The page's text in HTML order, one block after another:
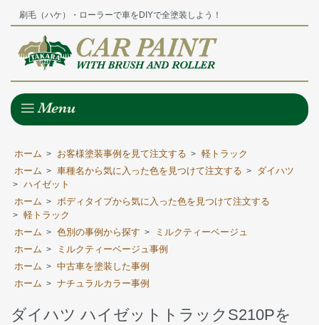
刷毛（ハケ）・ローラーで車をDIYで全塗装しよう！
ホーム > お客様塗装事例を見て注文する > 軽トラック
ホーム > 車種名から気に入った色を見つけて注文する > ダイハツ
> ハイゼット
ホーム > ボディタイプから気に入った色を見つけて注文する
> 軽トラック
ホーム > 色別の事例から探す >
ミルクティーベージュ
ホーム >
ミルクティーベージュ事例
ホーム > 中古車を塗装した事例
ホーム > ナチュラルカラー事例
ダイハツ ハイゼットトラックS210Pを